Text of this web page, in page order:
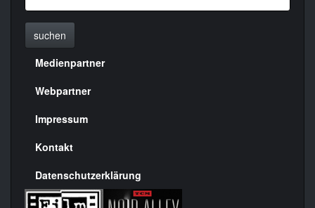
suchen
Menülinks
rechte
Seite
Medienpartner
Webpartner
Impressum
Kontakt
Datenschutzerklärung